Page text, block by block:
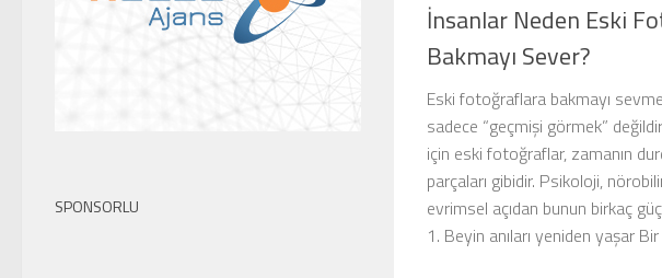
İnsanlar Neden Eski
Bakmayı Sever?
Eski fotoğraflara bakmayı
sadece “geçmişi görmek”
için eski fotoğraflar, zamanın
parçaları gibidir. Psikoloji,
evrimsel açıdan bunun birkaç
1. Beyin anıları yeniden yaşar
SPONSORLU